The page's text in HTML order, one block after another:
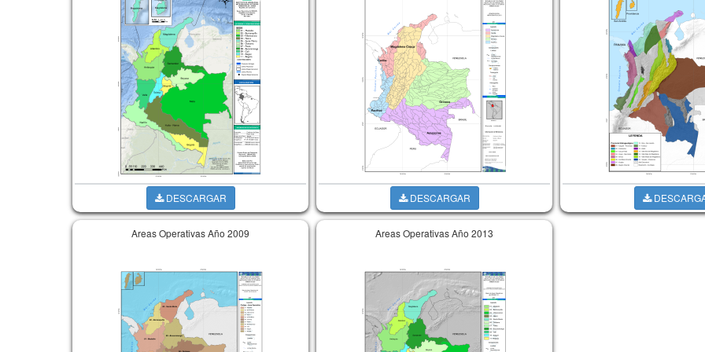
DESCARGAR DESCARGAR
Areas Operativas Año 2009 Areas Operativas Año 2013